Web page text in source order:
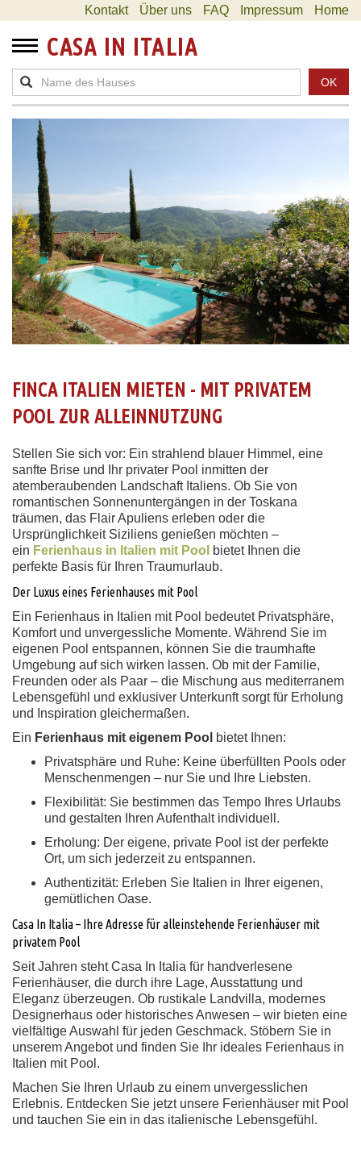
Kontakt Über uns FAQ Impressum Home
CASA IN ITALIA
OK
FINCA ITALIEN MIETEN - MIT PRIVATEM
POOL ZUR ALLEINNUTZUNG
Stellen Sie sich vor: Ein strahlend blauer Himmel, eine
sanfte Brise und Ihr privater Pool inmitten der
atemberaubenden Landschaft Italiens. Ob Sie von
romantischen Sonnenuntergängen in der Toskana
träumen, das Flair Apuliens erleben oder die
Ursprünglichkeit Siziliens genießen möchten –
ein Ferienhaus in Italien mit Pool
bietet Ihnen die
perfekte Basis für Ihren Traumurlaub.
Der Luxus eines Ferienhauses mit Pool
Ein Ferienhaus in Italien mit Pool bedeutet Privatsphäre,
Komfort und unvergessliche Momente. Während Sie im
eigenen Pool entspannen, können Sie die traumhafte
Umgebung auf sich wirken lassen. Ob mit der Familie,
Freunden oder als Paar – die Mischung aus mediterranem
Lebensgefühl und exklusiver Unterkunft sorgt für Erholung
und Inspiration gleichermaßen.
Ein Ferienhaus mit eigenem Pool bietet Ihnen:
Privatsphäre und Ruhe: Keine überfüllten Pools oder
Menschenmengen – nur Sie und Ihre Liebsten.
Flexibilität: Sie bestimmen das Tempo Ihres Urlaubs
und gestalten Ihren Aufenthalt individuell.
Erholung: Der eigene, private Pool ist der perfekte
Ort, um sich jederzeit zu entspannen.
Authentizität: Erleben Sie Italien in Ihrer eigenen,
gemütlichen Oase.
Casa In Italia – Ihre Adresse für alleinstehende Ferienhäuser mit
privatem Pool
Seit Jahren steht Casa In Italia für handverlesene
Ferienhäuser, die durch ihre Lage, Ausstattung und
Eleganz überzeugen. Ob rustikale Landvilla, modernes
Designerhaus oder historisches Anwesen – wir bieten eine
vielfältige Auswahl für jeden Geschmack. Stöbern Sie in
unserem Angebot und finden Sie Ihr ideales Ferienhaus in
Italien mit Pool.
Machen Sie Ihren Urlaub zu einem unvergesslichen
Erlebnis. Entdecken Sie jetzt unsere Ferienhäuser mit Pool
und tauchen Sie ein in das italienische Lebensgefühl.